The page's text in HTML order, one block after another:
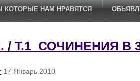
КОТОРЫЕ НАМ НРАВЯТСЯ
Т.1_СОЧИНЕНИЯ В
17 Январь 2010